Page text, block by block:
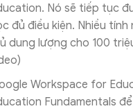
Nó sẽ tiếp tục
đủ điều kiện. Nhiều tính
dung lượng cho 100
Workspace for
Fundamentals